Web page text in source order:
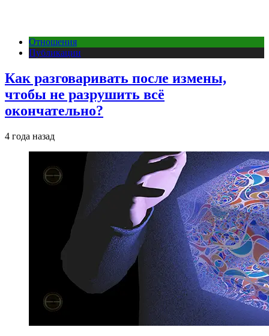
Отношения
Публикации
Как разговаривать после измены,
чтобы не разрушить всё
окончательно?
4 года назад